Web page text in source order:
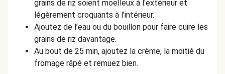
grains de riz soient moelleux à l'extérieur et
légèrement croquants à l'intérieur.
Ajoutez de l’eau ou du bouillon pour faire cuire les
grains de riz davantage.
Au bout de 25 min, ajoutez la crème, la moitié du
fromage râpé et remuez bien.